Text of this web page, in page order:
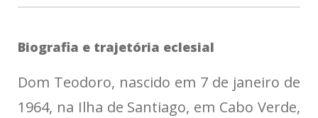
Biografia e trajetória eclesial
Dom Teodoro, nascido em 7 de janeiro de
1964, na Ilha de Santiago, em Cabo Verde,